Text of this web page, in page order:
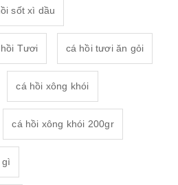
sốt xì dầu
Tươi cá hồi tươi ăn gỏi
cá hồi xông khói
cá hồi xông khói 200gr
gì